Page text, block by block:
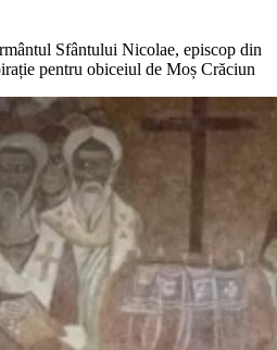
Sfântului Nicolae, episcop din
pentru obiceiul de Moș Crăciun